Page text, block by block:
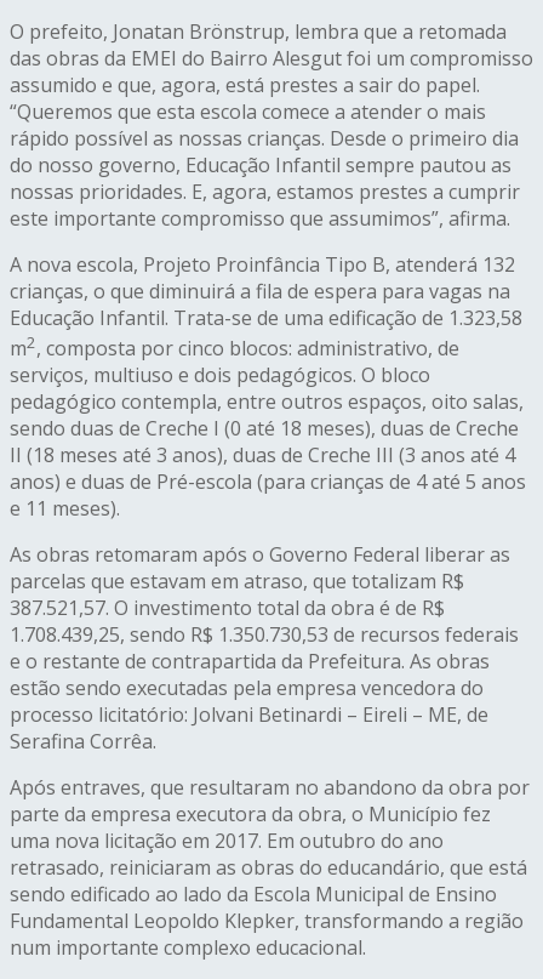
O prefeito, Jonatan Brönstrup, lembra que a retomada
das obras da EMEI do Bairro Alesgut foi um compromisso
assumido e que, agora, está prestes a sair do papel.
“Queremos que esta escola comece a atender o mais
rápido possível as nossas crianças. Desde o primeiro dia
do nosso governo, Educação Infantil sempre pautou as
nossas prioridades. E, agora, estamos prestes a cumprir
este importante compromisso que assumimos”, afirma.
A nova escola, Projeto Proinfância Tipo B, atenderá 132
crianças, o que diminuirá a fila de espera para vagas na
Educação Infantil. Trata-se de uma edificação de 1.323,58
m2, composta por cinco blocos: administrativo, de
serviços, multiuso e dois pedagógicos. O bloco
pedagógico contempla, entre outros espaços, oito salas,
sendo duas de Creche I (0 até 18 meses), duas de Creche
II (18 meses até 3 anos), duas de Creche III (3 anos até 4
anos) e duas de Pré-escola (para crianças de 4 até 5 anos
e 11 meses).
As obras retomaram após o Governo Federal liberar as
parcelas que estavam em atraso, que totalizam R$
387.521,57. O investimento total da obra é de R$
1.708.439,25, sendo R$ 1.350.730,53 de recursos federais
e o restante de contrapartida da Prefeitura. As obras
estão sendo executadas pela empresa vencedora do
processo licitatório: Jolvani Betinardi – Eireli – ME, de
Serafina Corrêa.
Após entraves, que resultaram no abandono da obra por
parte da empresa executora da obra, o Município fez
uma nova licitação em 2017. Em outubro do ano
retrasado, reiniciaram as obras do educandário, que está
sendo edificado ao lado da Escola Municipal de Ensino
Fundamental Leopoldo Klepker, transformando a região
num importante complexo educacional.